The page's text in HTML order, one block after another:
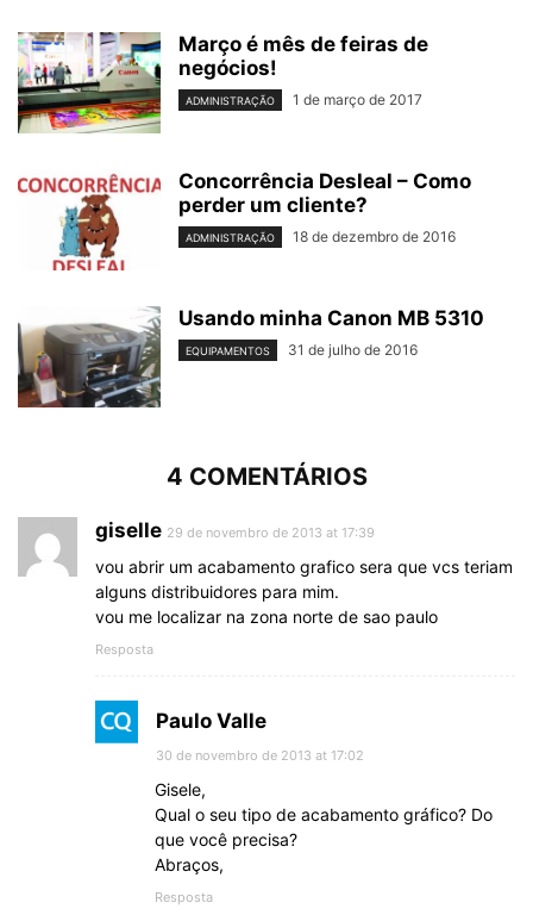
Março é mês de feiras de
negócios!
ADMINISTRAÇÃO 1 de março de 2017
Concorrência Desleal – Como
perder um cliente?
ADMINISTRAÇÃO 18 de dezembro de 2016
Usando minha Canon MB 5310
EQUIPAMENTOS 31 de julho de 2016
4 COMENTÁRIOS
giselle 29 de novembro de 2013 at 17:39
vou abrir um acabamento grafico sera que vcs teriam
alguns distribuidores para mim.
vou me localizar na zona norte de sao paulo
Resposta
Paulo Valle
30 de novembro de 2013 at 17:02
Gisele,
Qual o seu tipo de acabamento gráfico? Do
que você precisa?
Abraços,
Resposta